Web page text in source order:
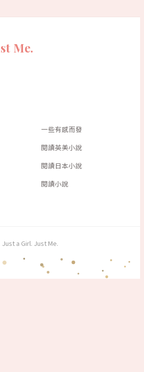
Me.
一些有感而發
閱讀英美小說
閱讀日本小說
閱讀小說
a Girl. Just Me.